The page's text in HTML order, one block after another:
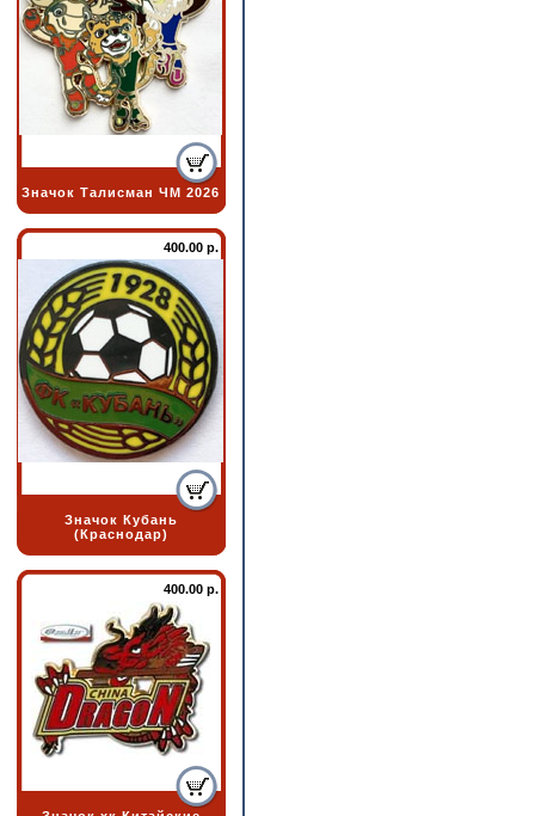
Значок Талисман ЧМ 2026
400.00 р.
Значок Кубань
(Краснодар)
400.00 р.